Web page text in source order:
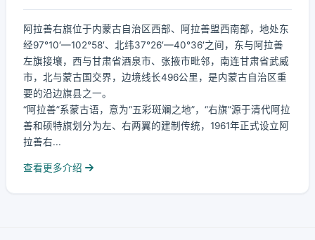
阿拉善右旗位于内蒙古自治区西部、阿拉善盟西南部，地处东
经97°10′—102°58′、北纬37°26′—40°36′之间，东与阿拉善
左旗接壤，西与甘肃省酒泉市、张掖市毗邻，南连甘肃省武威
市，北与蒙古国交界，边境线长496公里，是内蒙古自治区重
要的沿边旗县之一。
“阿拉善”系蒙古语，意为“五彩斑斓之地”，“右旗”源于清代阿拉
善和硕特旗划分为左、右两翼的建制传统，1961年正式设立阿
拉善右...
查看更多介绍